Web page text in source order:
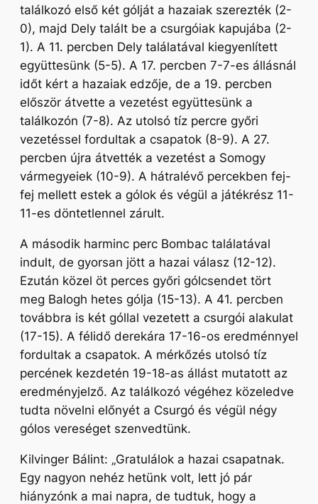
találkozó első két gólját a hazaiak szerezték (2-
0), majd Dely talált be a csurgóiak kapujába (2-
1). A 11. percben Dely találatával kiegyenlített
együttesünk (5-5). A 17. percben 7-7-es állásnál
időt kért a hazaiak edzője, de a 19. percben
először átvette a vezetést együttesünk a
találkozón (7-8). Az utolsó tíz percre győri
vezetéssel fordultak a csapatok (8-9). A 27.
percben újra átvették a vezetést a Somogy
vármegyeiek (10-9). A hátralévő percekben fej-
fej mellett estek a gólok és végül a játékrész 11-
11-es döntetlennel zárult.
A második harminc perc Bombac találatával
indult, de gyorsan jött a hazai válasz (12-12).
Ezután közel öt perces győri gólcsendet tört
meg Balogh hetes gólja (15-13). A 41. percben
továbbra is két góllal vezetett a csurgói alakulat
(17-15). A félidő derekára 17-16-os eredménnyel
fordultak a csapatok. A mérkőzés utolsó tíz
percének kezdetén 19-18-as állást mutatott az
eredményjelző. Az találkozó végéhez közeledve
tudta növelni előnyét a Csurgó és végül négy
gólos vereséget szenvedtünk.
Kilvinger Bálint: „Gratulálok a hazai csapatnak.
Egy nagyon nehéz hetünk volt, lett jó pár
hiányzónk a mai napra, de tudtuk, hogy a